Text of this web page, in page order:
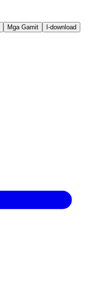
Mga Gamit I-download